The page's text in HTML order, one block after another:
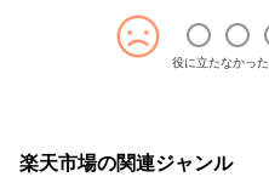
役に立たなかった
楽天市場の関連ジャンル